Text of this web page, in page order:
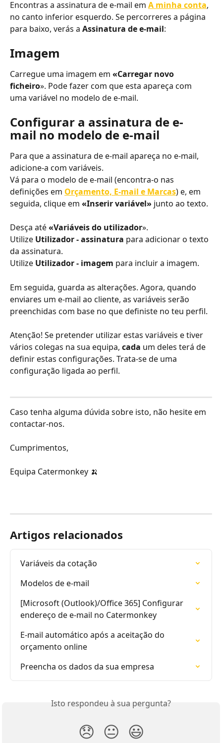
Encontras a assinatura de e-mail em A minha conta,
no canto inferior esquerdo. Se percorreres a página
para baixo, verás a Assinatura de e-mail:
Imagem
Carregue uma imagem em «Carregar novo
ficheiro». Pode fazer com que esta apareça com
uma variável no modelo de e-mail.
Configurar a assinatura de e-
mail no modelo de e-mail
Para que a assinatura de e-mail apareça no e-mail,
adicione-a com variáveis.
Vá para o modelo de e-mail (encontra-o nas
definições em Orçamento, E-mail e Marcas) e, em
seguida, clique em «Inserir variável» junto ao texto.
Desça até «Variáveis do utilizador».
Utilize Utilizador - assinatura para adicionar o texto
da assinatura.
Utilize Utilizador - imagem para incluir a imagem.
Em seguida, guarda as alterações. Agora, quando
enviares um e-mail ao cliente, as variáveis serão
preenchidas com base no que definiste no teu perfil.
Atenção! Se pretender utilizar estas variáveis e tiver
vários colegas na sua equipa, cada um deles terá de
definir estas configurações. Trata-se de uma
configuração ligada ao perfil.
Caso tenha alguma dúvida sobre isto, não hesite em
contactar-nos.
Cumprimentos,
Equipa Catermonkey 🍌
Artigos relacionados
Variáveis da cotação
Modelos de e-mail
[Microsoft (Outlook)/Office 365] Configurar
endereço de e-mail no Catermonkey
E-mail automático após a aceitação do
orçamento online
Preencha os dados da sua empresa
Isto respondeu à sua pergunta?
😞 😐 😃